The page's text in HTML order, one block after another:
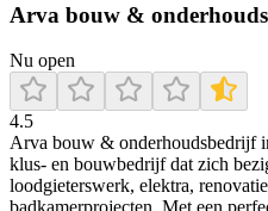
Arva bouw &
Nu open
4.5
Arva bouw & onderhoudsbedrijf
klus‑ en bouwbedrijf dat zich
loodgieterswerk, elektra,